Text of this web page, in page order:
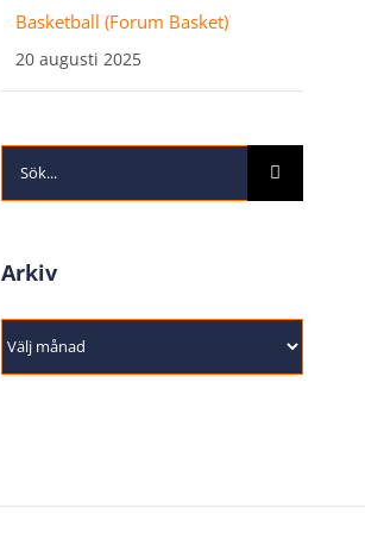
Basketball (Forum Basket)
20 augusti 2025
Sök
efter:
Arkiv
Arkiv